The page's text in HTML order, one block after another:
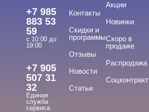
+7 985
883 53
59
с 10:00 до
19:00
+7 905
507 31
32
Единая
служба
сервиса
Контакты
Скидки и
программы
Отзывы
Новости
Статьи
Акции
Новинки
Скоро в
продаже
Распродажа
Соцконтракт